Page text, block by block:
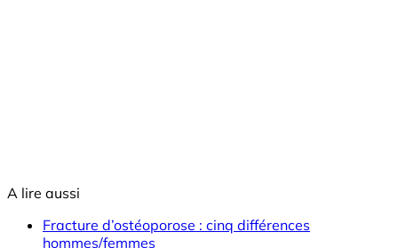
A lire aussi
Fracture d’ostéoporose : cinq différences
hommes/femmes